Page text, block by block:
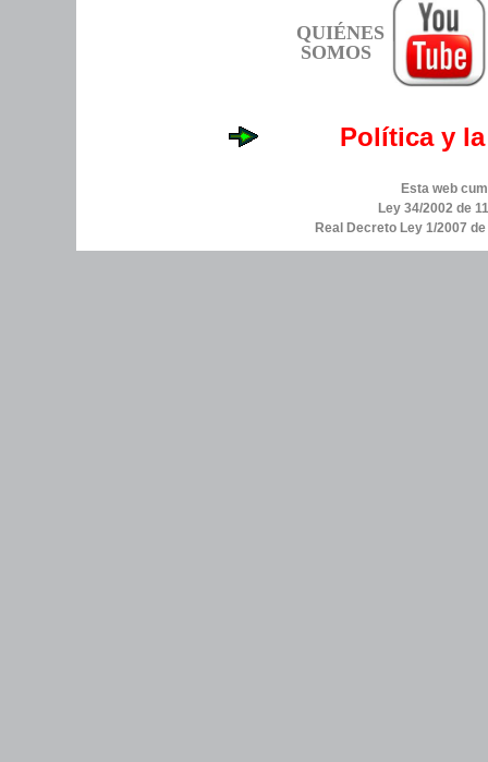
QUIÉNES
SOMOS
Política y
Esta web
Ley 34/2002 de
Real Decreto Ley 1/2007